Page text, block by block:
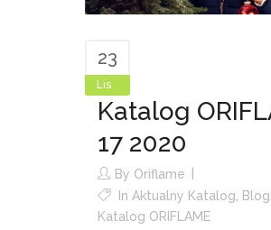
23
Lis
Katalog
17 2020
By Oriflame
In Aktualny Katalog, Blog
Katalog ORIFLAME